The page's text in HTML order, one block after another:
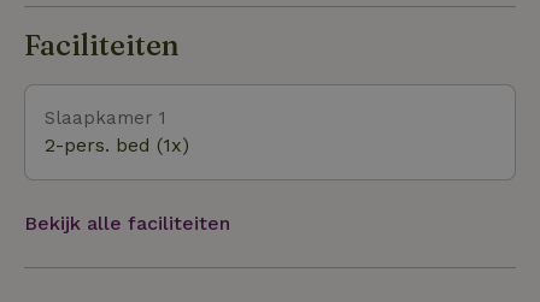
mountainbiken of gewoon niks doen en lekkere
onderuit in een luie stoel onder de boom. Tot rust
Faciliteiten
Slaapkamer 1
2-pers. bed (1x)
Bekijk alle faciliteiten